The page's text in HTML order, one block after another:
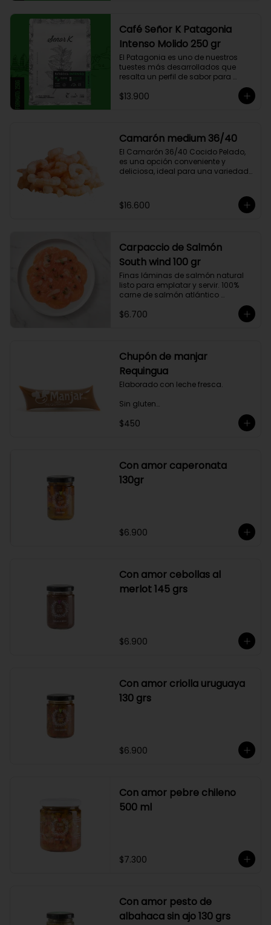
Lo diseñamos intencionalmente
para resaltar la intensidad y
generar una gran sinergia si se
añade leche. Se trata de un Blend
con un rico sabor achocolatado.
Café Señor K Patagonia
Intenso Molido 250 gr
El Patagonia es uno de nuestros
tuestes más desarrollados que
resalta un perfil de sabor para
intenso único y con exquisito
Lo diseñamos intencionalmente
para resaltar la intensidad y
generar una gran sinergia si se
añade leche. Se trata de un Blend
con un rico sabor achocolatado.
$13.900
Camarón medium 36/40
El Camarón 36/40 Cocido Pelado,
es una opción conveniente y
deliciosa, ideal para una variedad
camarones son perfectos para
ensaladas, pastas, arroces y
Ricos en proteínas y listos para
comer, son una opción rápida y
nutritiva que añade un toque
gourmet a tus comidas.
$16.600
Carpaccio de Salmón
South wind 100 gr
Finas láminas de salmón natural
listo para emplatar y servir. 100%
carne de salmón atlántico
Producto sellado al vacío y
congelado.
$6.700
Chupón de manjar
Requingua
Elaborado con leche fresca.
Sin gluten
Sin Saborizantes
$450
Con amor caperonata
130gr
$6.900
Con amor cebollas al
merlot 145 grs
$6.900
Con amor criolla uruguaya
130 grs
$6.900
Con amor pebre chileno
500 ml
$7.300
Con amor pesto de
albahaca sin ajo 130 grs